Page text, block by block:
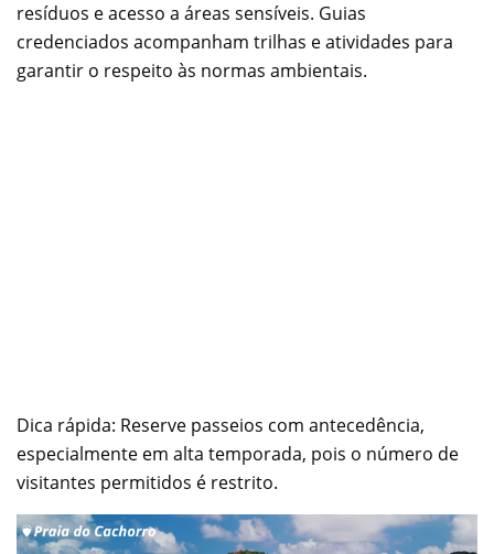
resíduos e acesso a áreas sensíveis. Guias
credenciados acompanham trilhas e atividades para
garantir o respeito às normas ambientais.
Dica rápida: Reserve passeios com antecedência,
especialmente em alta temporada, pois o número de
visitantes permitidos é restrito.